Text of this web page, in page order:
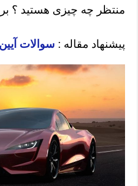
منتظر چه چیزی هستید ؟
پیشنهاد مقاله :سوالات